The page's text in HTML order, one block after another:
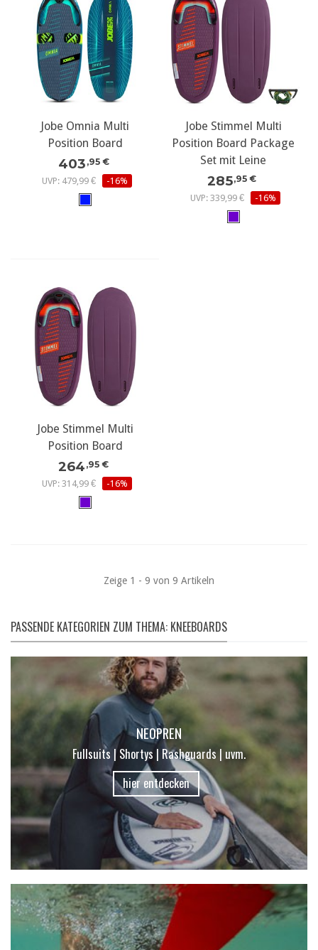
Jobe Omnia Multi
Position Board
403 ,95 €
UVP: 479,99 €
-16%
Jobe Stimmel Multi
Position Board Package
Set mit Leine
285,95 €
UVP: 339,99 €
-16%
Jobe Stimmel Multi
Position Board
264 ,95 €
UVP: 314,99 €
-16%
Zeige 1 - 9 von 9 Artikeln
PASSENDE KATEGORIEN ZUM THEMA: KNEEBOARDS
NEOPREN
Fullsuits | Shortys | Rashguards | uvm.
hier entdecken